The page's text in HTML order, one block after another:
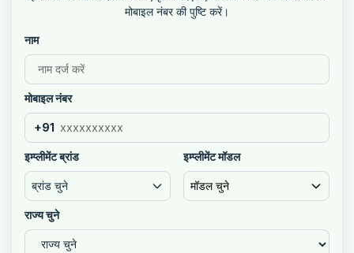
मोबाइल नंबर की पुष्टि करें।
नाम
मोबाइल नंबर
+91
इम्प्लीमेंट ब्रांड
ब्रांड चुने
इम्प्लीमेंट मॉडल
मॉडल चुने
राज्य चुने